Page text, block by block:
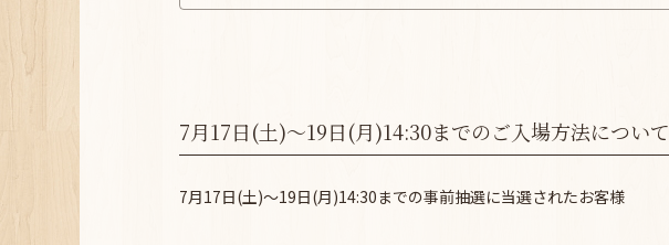
7月17日(土)～19日(月)14:30までのご入場方法について
7月17日(土)～19日(月)14:30までの事前抽選に当選されたお客様